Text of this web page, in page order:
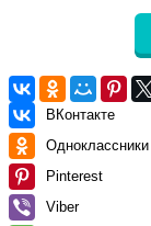
ВКонтакте
Одноклассники
Pinterest
Viber